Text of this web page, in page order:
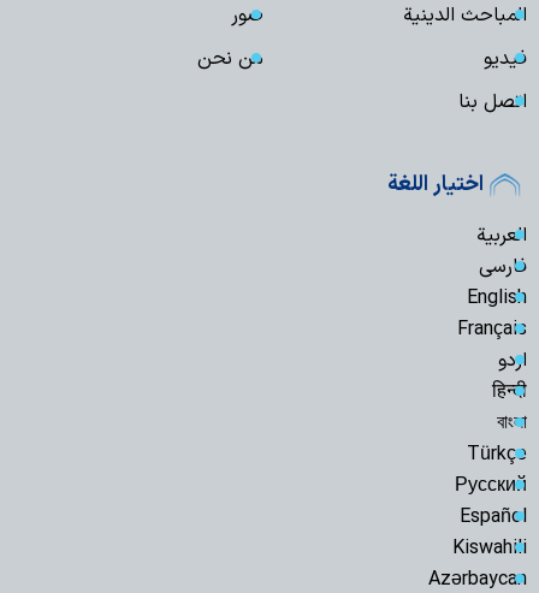
المباحث الدينية
صور
فیدیو
من نحن
اتصل بنا
اختيار اللغة
العربية
فارسی
English
Français
اردو
हिन्दी
বাংলা
Türkçe
Русский
Español
Kiswahili
Azərbaycan